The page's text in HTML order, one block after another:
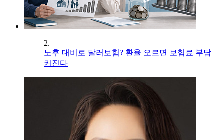
2.
노후 대비로 달러보험? 환율 오르면 보험료 부담
커진다